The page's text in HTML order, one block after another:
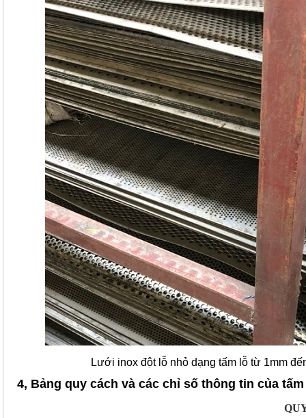
Lưới inox đột lỗ nhỏ dạng tấm lỗ từ 1mm
4, Bảng quy cách và các chỉ số thông tin của
QUY